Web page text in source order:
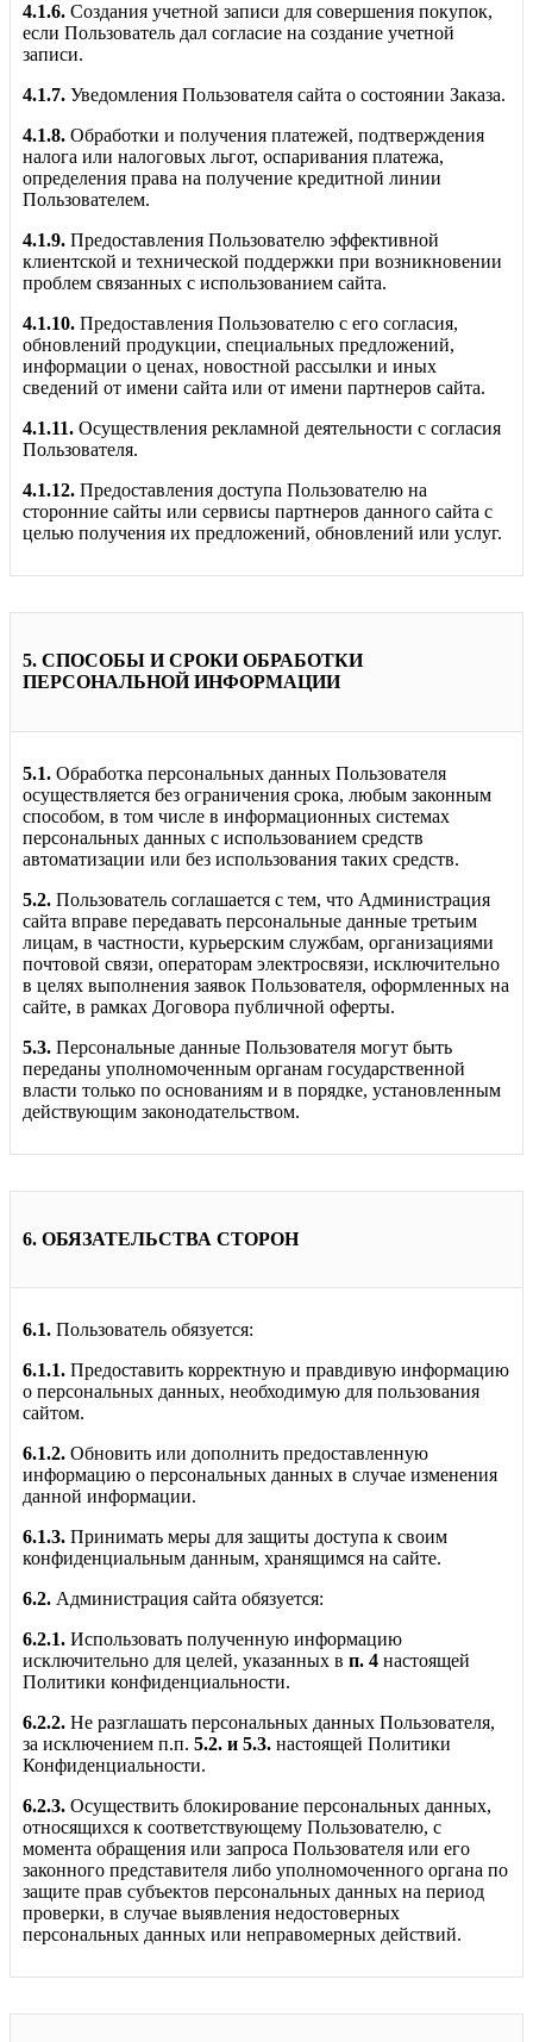
4.1.6. Создания учетной записи для совершения покупок,
если Пользователь дал согласие на создание учетной
записи.
4.1.7. Уведомления Пользователя сайта о состоянии Заказа.
4.1.8. Обработки и получения платежей, подтверждения
налога или налоговых льгот, оспаривания платежа,
определения права на получение кредитной линии
Пользователем.
4.1.9. Предоставления Пользователю эффективной
клиентской и технической поддержки при возникновении
проблем связанных с использованием сайта.
4.1.10. Предоставления Пользователю с его согласия,
обновлений продукции, специальных предложений,
информации о ценах, новостной рассылки и иных
сведений от имени сайта или от имени партнеров сайта.
4.1.11. Осуществления рекламной деятельности с согласия
Пользователя.
4.1.12. Предоставления доступа Пользователю на
сторонние сайты или сервисы партнеров данного сайта с
целью получения их предложений, обновлений или услуг.
5. СПОСОБЫ И СРОКИ ОБРАБОТКИ
ПЕРСОНАЛЬНОЙ ИНФОРМАЦИИ
5.1. Обработка персональных данных Пользователя
осуществляется без ограничения срока, любым законным
способом, в том числе в информационных системах
персональных данных с использованием средств
автоматизации или без использования таких средств.
5.2. Пользователь соглашается с тем, что Администрация
сайта вправе передавать персональные данные третьим
лицам, в частности, курьерским службам, организациями
почтовой связи, операторам электросвязи, исключительно
в целях выполнения заявок Пользователя, оформленных на
сайте, в рамках Договора публичной оферты.
5.3. Персональные данные Пользователя могут быть
переданы уполномоченным органам государственной
власти только по основаниям и в порядке, установленным
действующим законодательством.
6. ОБЯЗАТЕЛЬСТВА СТОРОН
6.1. Пользователь обязуется:
6.1.1. Предоставить корректную и правдивую информацию
о персональных данных, необходимую для пользования
сайтом.
6.1.2. Обновить или дополнить предоставленную
информацию о персональных данных в случае изменения
данной информации.
6.1.3. Принимать меры для защиты доступа к своим
конфиденциальным данным, хранящимся на сайте.
6.2. Администрация сайта обязуется:
6.2.1. Использовать полученную информацию
исключительно для целей, указанных в п. 4 настоящей
Политики конфиденциальности.
6.2.2. Не разглашать персональных данных Пользователя,
за исключением п.п. 5.2. и 5.3. настоящей Политики
Конфиденциальности.
6.2.3. Осуществить блокирование персональных данных,
относящихся к соответствующему Пользователю, с
момента обращения или запроса Пользователя или его
законного представителя либо уполномоченного органа по
защите прав субъектов персональных данных на период
проверки, в случае выявления недостоверных
персональных данных или неправомерных действий.